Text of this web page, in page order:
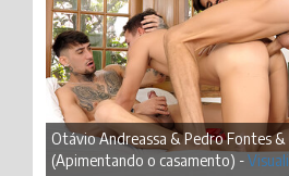
Otávio Andreassa & Pedro Fontes
(Apimentando o casamento) -